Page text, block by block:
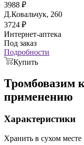
3988 ₽
Д.Ковальчук, 260
3724 ₽
Интернет-аптека
Под заказ
Подробности
Купить
Тромбовазим
применению
Характеристики
Хранить в сухом месте